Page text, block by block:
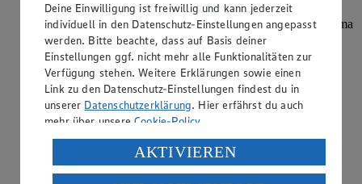
Minze zu trocknen ist die gute Methode, um frische
Ernteüberschüsse haltbar zu machen und das intensive Aroma
für Tees oder Gewürzmischungen zu bewahren. Am
schonendsten gelingt dies an der Luft: Binde die Stiele
zusammen und hänge sie kopfüber an e…
weiterlesen
Kategorie:Kochen
Deine Einwilligung ist freiwillig und kann jederzeit
individuell in den Datenschutz-Einstellungen angepasst
werden. Bitte beachte, dass auf Basis deiner
Einstellungen ggf. nicht mehr alle Funktionalitäten zur
Verfügung stehen. Weitere Erklärungen sowie einen
Link zu den Datenschutz-Einstellungen findest du in
unserer Datenschutzerklärung. Hier erfährst du auch
mehr über unsereCookie-Policy.
Verarbeitung deiner personenbezogenen Daten in den
USA durch Facebook und YouTube:
AKTIVIEREN